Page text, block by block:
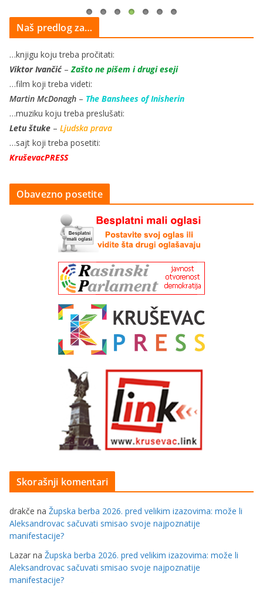
Naš predlog za…
…knjigu koju treba pročitati:
Viktor Ivančić–Zašto ne pišem i drugi eseji
…film koji treba videti:
Martin McDonagh – The Banshees of Inisherin
…muziku koju treba preslušati:
Letu štuke – Ljudska prava
…sajt koji treba posetiti:
KruševacPRESS
Obavezno posetite
Skorašnji komentari
drakče na Župska berba 2026. pred velikim izazovima: može li
Aleksandrovac sačuvati smisao svoje najpoznatije
manifestacije?
Lazar na Župska berba 2026. pred velikim izazovima: može li
Aleksandrovac sačuvati smisao svoje najpoznatije
manifestacije?